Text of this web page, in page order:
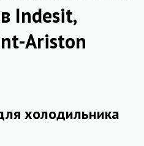
Indesit,
Ariston
холодильника